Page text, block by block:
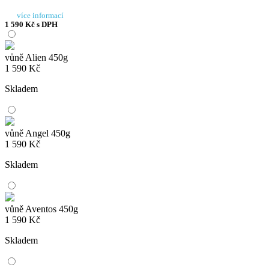
více informací
1 590 Kč s DPH
vůně Alien 450g
1 590 Kč
Skladem
vůně Angel 450g
1 590 Kč
Skladem
vůně Aventos 450g
1 590 Kč
Skladem